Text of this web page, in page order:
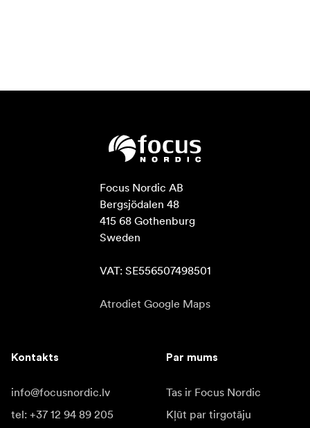
Focus Nordic AB
Bergsjödalen 48
415 68 Gothenburg
Sweden
VAT: SE556507498501
Atrodiet Google Maps
Kontakts
info@focusnordic.lv
tel: +37 12 94 89 205
Par mums
Tas ir Focus Nordic
Kļūt par tirgotāju